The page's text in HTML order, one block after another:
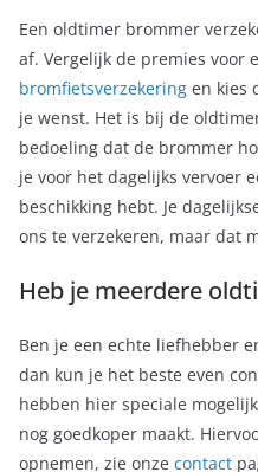
Een oldtimer brommer
af. Vergelijk de premies voor
bromfietsverzekering en kies
je wenst. Het is bij de
bedoeling dat de brommer
je voor het dagelijks vervoer
beschikking hebt. Je
ons te verzekeren, maar dat
Heb je meerdere
Ben je een echte liefhebber
dan kun je het beste even
hebben hier speciale
nog goedkoper maakt.
opnemen, zie onze contact